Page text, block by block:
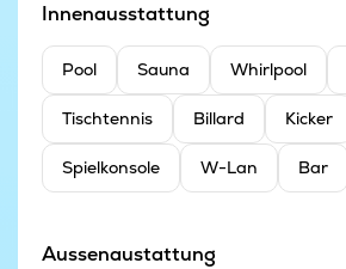
Innenausstattung
Pool Sauna Whirlpool
Tischtennis Billard Kicker
Spielkonsole W-Lan Bar
Aussenaustattung